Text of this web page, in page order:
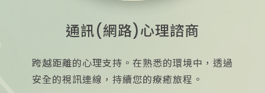
通訊(網路)心理諮商
跨越距離的心理支持。在熟悉的環境中，透過
安全的視訊連線，持續您的療癒旅程。